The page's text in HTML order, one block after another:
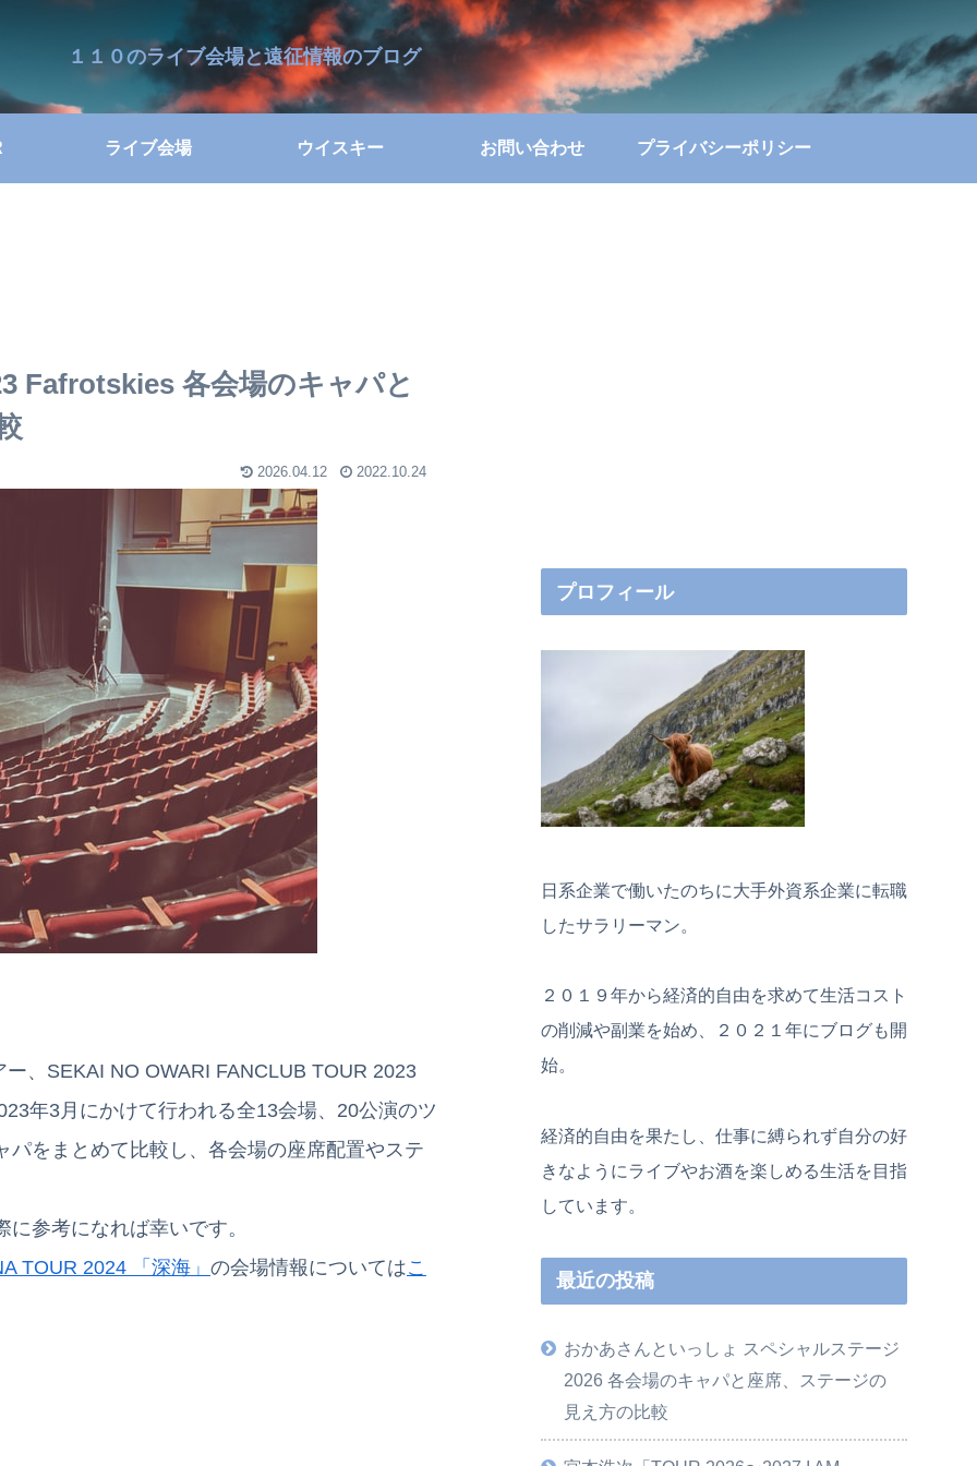
１１０のライブ会場と遠征情報のブログ
ライブ会場 ウイスキー お問い合わせ プライバシーポリシー
Fafrotskies 各会場のキャパと
2026.04.12 2022.10.24
、SEKAI NO OWARI FANCLUB TOUR 2023
年3月にかけて行われる全13会場、20公演のツ
をまとめて比較し、各会場の座席配置やステ
参考になれば幸いです。
TOUR 2024 「深海」 の会場情報についてはこ
プロフィール
日系企業で働いたのちに大手外資系企業に転職
したサラリーマン。
２０１９年から経済的自由を求めて生活コスト
の削減や副業を始め、２０２１年にブログも開
始。
経済的自由を果たし、仕事に縛られず自分の好
きなようにライブやお酒を楽しめる生活を目指
しています。
最近の投稿
おかあさんといっしょ スペシャルステージ
2026 各会場のキャパと座席、ステージの
見え方の比較